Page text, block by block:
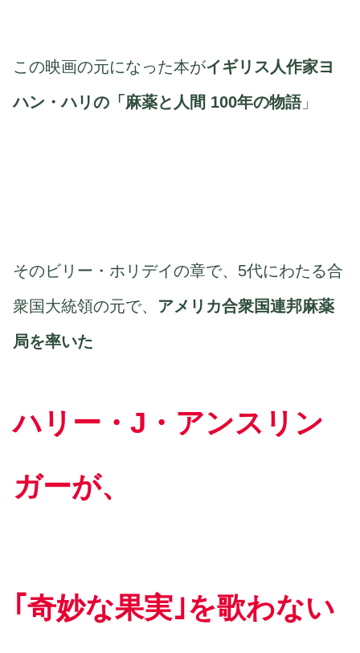
この映画の元になった本がイギリス人作家ヨ
ハン・ハリの「麻薬と人間 100年の物語」
そのビリー・ホリデイの章で、5代にわたる合
衆国大統領の元で、 アメリカ合衆国連邦麻薬
局を率いた
ハリー・J・アンスリン
ガーが、
｢奇妙な果実｣を歌わない